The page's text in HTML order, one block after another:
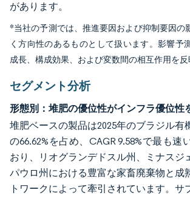
があります。
*当社の予測では、推進要因および抑制要因の
く方向性のあるものとして扱います。影響予
成長、構成効果、および変数間の相互作用を反
セグメント分析
形態別：堆肥の優位性がインフラ優位性
堆肥ベースの製品は2025年のブラジル有
の66.62%を占め、CAGR 9.58%で最も速
おり、リオグランデドスル州、ミナスジ
パウロ州における豊富な家畜廃棄物と成
トワークによって牽引されています。サ